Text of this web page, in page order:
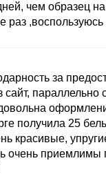
чем образец
раз
за
параллельно
получила 25
красивые,
очень приемлимы